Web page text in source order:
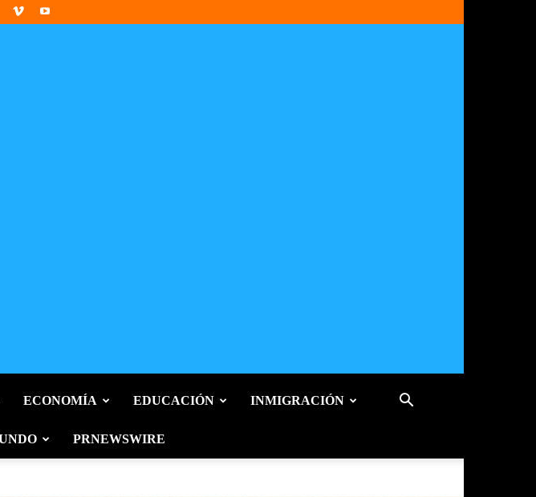
ECONOMÍA EDUCACIÓN INMIGRACIÓN
PRNEWSWIRE